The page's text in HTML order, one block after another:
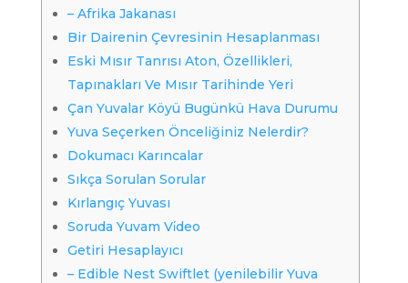
– Afrika Jakanası
Bir Dairenin Çevresinin Hesaplanması
Eski Mısır Tanrısı Aton, Özellikleri,
Tapınakları Ve Mısır Tarihinde Yeri
Çan Yuvalar Köyü Bugünkü Hava Durumu
Yuva Seçerken Önceliğiniz Nelerdir?
Dokumacı Karıncalar
Sıkça Sorulan Sorular
Kırlangıç Yuvası
Soruda Yuvam Vi̇deo
Getiri Hesaplayıcı
– Edible Nest Swiftlet (yenilebilir Yuva